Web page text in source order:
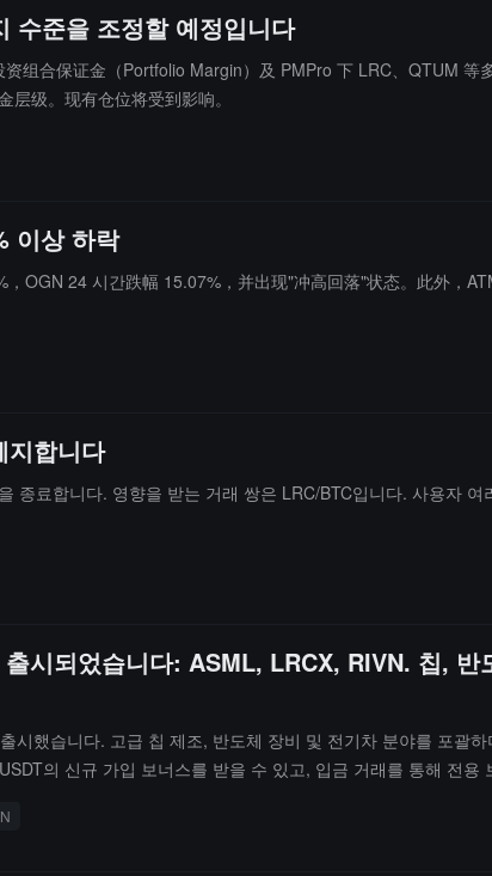
수준을 조정할 예정입니다
组合保证金（Portfolio Margin）及 PMPro 下 LRC、QTUM
级。现有仓位将受到影响。
이상 하락
OGN 24 시간跌幅 15.07%，并出现"冲高回落"状态。此外，
합니다
료합니다. 영향을 받는 거래 쌍은 LRC/BTC입니다. 사용자
시되었습니다: ASML, LRCX, RIVN. 칩,
했습니다. 고급 칩 제조, 반도체 장비 및 전기차 분야를 포괄
의 신규 가입 보너스를 받을 수 있고, 입금 거래를 통해 전
Bybit TradFi 플랫폼은 200개 이상의 전통 자산 거래를 지원하